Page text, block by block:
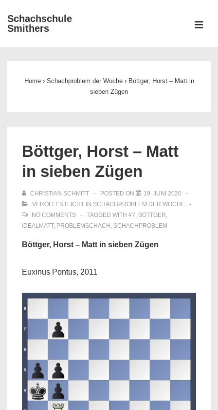
Zum
Inhalt
Schachschule
Smithers
Home › Schachproblem der Woche › Böttger, Horst – Matt in
sieben Zügen
Böttger, Horst – Matt
in sieben Zügen
CHRISTIAN SCHMITT POSTED ON
19. JUNI 2020
VERÖFFENTLICHT IN SCHACHPROBLEM DER WOCHE
NO COMMENTS
TAGGED WITH #7, BÖTTGER,
IDEALMATT, PROBLEMSCHACH , SCHACHPROBLEM
Böttger, Horst – Matt in sieben Zügen
Euxinus Pontus, 2011